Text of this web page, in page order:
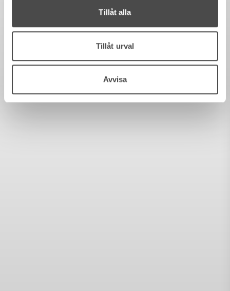
Tillåt alla
Tillåt urval
Avvisa